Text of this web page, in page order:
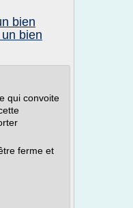
bien
bien
qui convoite
ferme et